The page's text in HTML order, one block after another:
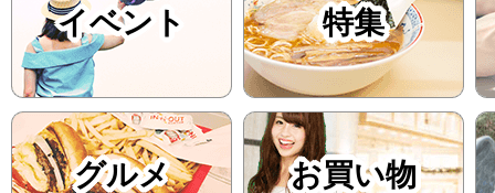
イベント 特集
グルメ お買い物